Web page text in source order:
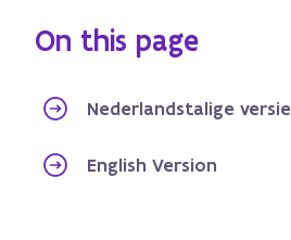
On this page
Nederlandstalige versie
English Version